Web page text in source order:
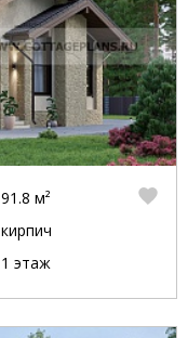
91.8 м²
кирпич
1 этаж